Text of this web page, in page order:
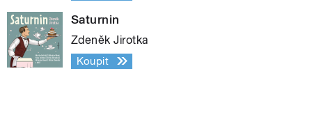
Saturnin
Zdeněk Jirotka
Koupit